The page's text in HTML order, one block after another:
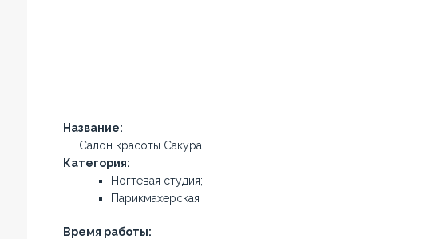
Название:
Салон красоты Сакура
Категория:
Ногтевая студия;
Парикмахерская
Время работы: